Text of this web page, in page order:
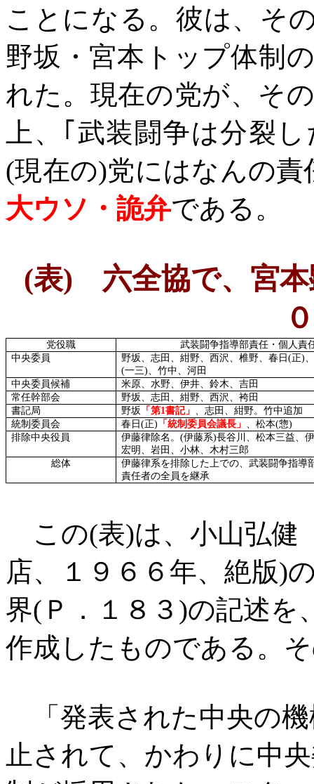
ことになる。彼は、そ
野坂・宮本トップ体制
れた。 現在の党が、そ
上、｢武装闘争は分裂
(現在の)党にはなんの
大ウソ・詭弁である。
(表) 六全協で、宮本
党役職
武装闘争指導部責任・個人責
中央委員
野坂、志田、紺野、西沢、椎野、春日 (正)
(一三)、竹中、河田
中央委員候補
米原、水野、伊井、鈴木、吉田
常任幹部会
野坂、志田、紺野、西沢、袴田
書記局
野坂 「第1書記」 、志田、紺野。竹中追加
統制委員会
春日 (正) 「統制委員会議長」 、松本(惣)
排除中央役員
伊藤律除名。 (伊藤系)長谷川、松本三益、
宏明、岩田、小林、木村三郎
総体
伊藤律系を排除した上での、武装闘争指導
責任者の全員を継承
この(表)は、小山弘健
店、１９６６年、絶版)
界( Ｐ．１８３ )の記述を
作成したものである。
「発表された中央の機
止されて、かわりに中